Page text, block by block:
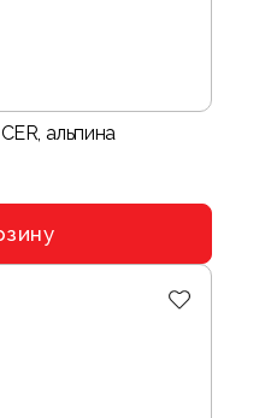
альпина